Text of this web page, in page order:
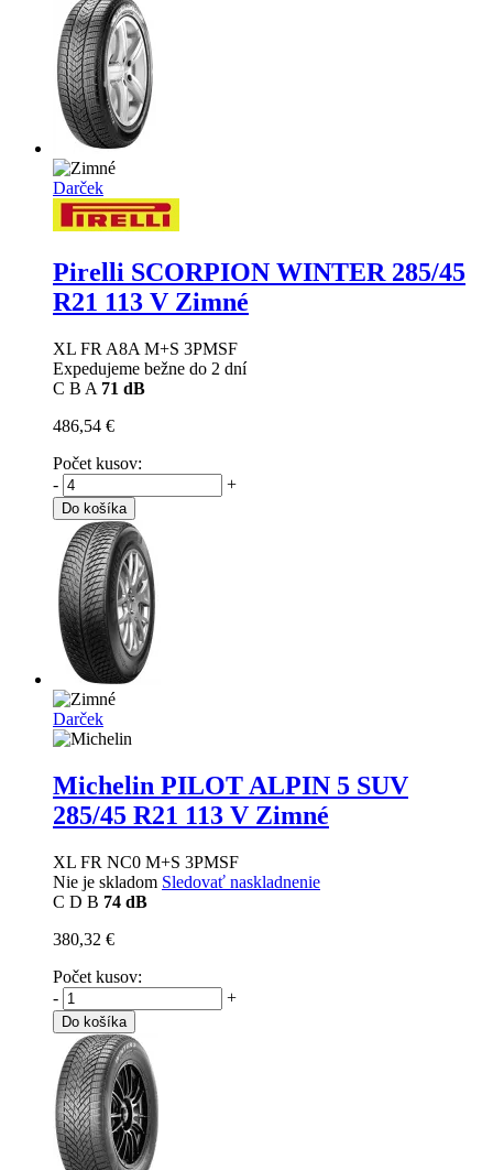
Darček
Pirelli SCORPION WINTER 285/45
R21 113 V Zimné
XL FR A8A M+S 3PMSF
Expedujeme bežne do 2 dní
C B A 71 dB
486,54 €
Počet kusov:
-
+
Do košíka
Darček
Michelin PILOT ALPIN 5 SUV
285/45 R21 113 V Zimné
XL FR NC0 M+S 3PMSF
Nie je skladom Sledovať naskladnenie
C D B 74 dB
380,32 €
Počet kusov:
-
+
Do košíka